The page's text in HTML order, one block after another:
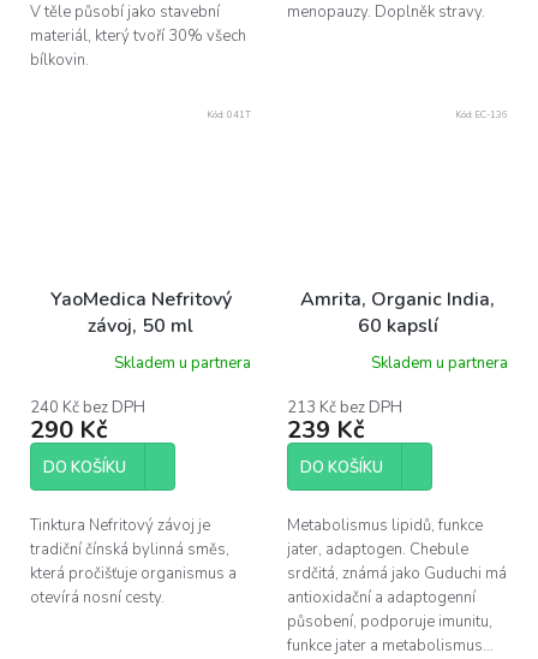
V těle působí jako stavební
materiál, který tvoří 30% všech
bílkovin.
menopauzy. Doplněk stravy.
YaoMedica Nefritový
závoj, 50 ml
Skladem u partnera
240 Kč bez DPH
290 Kč
DO KOŠÍKU
Tinktura Nefritový závoj je
tradiční čínská bylinná směs,
která pročišťuje organismus a
otevírá nosní cesty.
Kód: 041T
Amrita, Organic India,
60 kapslí
Skladem u partnera
213 Kč bez DPH
239 Kč
DO KOŠÍKU
Metabolismus lipidů, funkce
jater, adaptogen. Chebule
srdčitá, známá jako Guduchi má
antioxidační a adaptogenní
působení, podporuje imunitu,
funkce jater a metabolismus...
Kód: EC-136